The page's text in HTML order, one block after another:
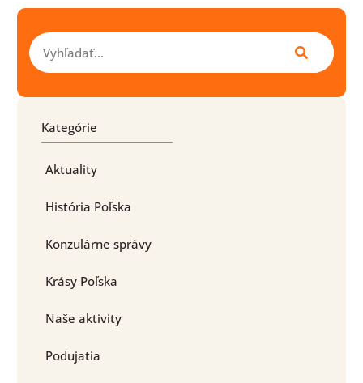
Vyhľadať
Kategórie
Aktuality
História Poľska
Konzulárne správy
Krásy Poľska
Naše aktivity
Podujatia